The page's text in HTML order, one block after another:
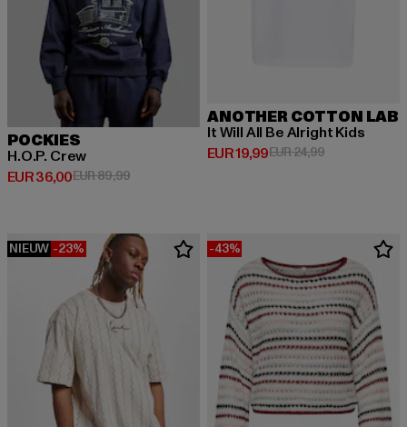
POCKIES
H.O.P. Crew
EUR 36,00
Huidige prijs: EUR 36,00
EUR 89,99Actieprijs: EUR 89,99
ANOTHER COTTON LAB
It Will All Be Alright Kids
EUR 19,99
Huidige prijs: EUR 19,99
EUR 24,99Actieprijs:
NIEUW -23% -43%